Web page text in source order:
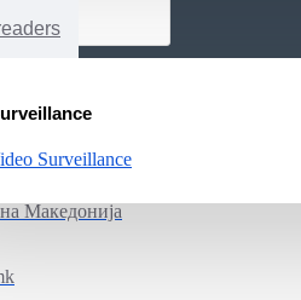
Surveillance
бр.12
Македонија